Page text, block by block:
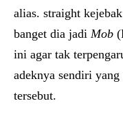
alias. straight
banget dia jadi Mob
ini agar tak
adeknya sendiri
tersebut.